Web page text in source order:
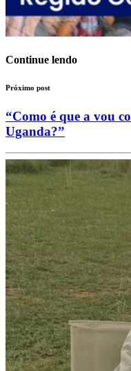
Continue lendo
Próximo post
“Como é que a vou
Uganda?”